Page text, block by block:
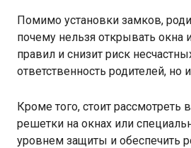
Помимо установки замков,
почему нельзя открывать
правил и снизит риск
ответственность родителей, но
Кроме того, стоит рассмотреть
решетки на окнах или
уровнем защиты и обеспечить